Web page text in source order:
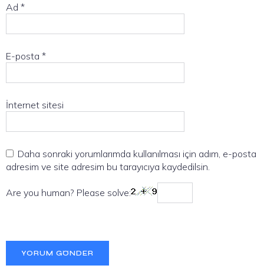
Ad *
E-posta *
İnternet sitesi
Daha sonraki yorumlarımda kullanılması için adım, e-posta
adresim ve site adresim bu tarayıcıya kaydedilsin.
Are you human? Please solve: